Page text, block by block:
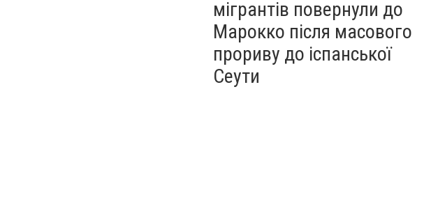
мігрантів повернули до
Марокко після масового
прориву до іспанської
Сеути